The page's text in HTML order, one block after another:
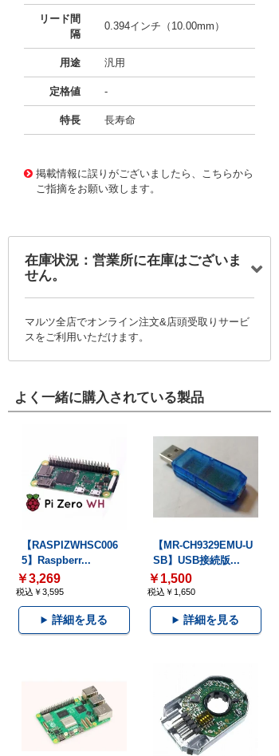
リード間
隔
0.394インチ（10.00mm）
用途 汎用
定格値 -
特長 長寿命
掲載情報に誤りがございましたら、こちらから
ご指摘をお願い致します。
在庫状況：営業所に在庫はございま
せん。
マルツ全店でオンライン注文&店頭受取りサービ
スをご利用いただけます。
よく一緒に購入されている製品
【RASPIZWHSC006
5】Raspberr...
￥3,269
税込￥3,595
詳細を見る
【MR-CH9329EMU-U
SB】USB接続版...
￥1,500
税込￥1,650
詳細を見る